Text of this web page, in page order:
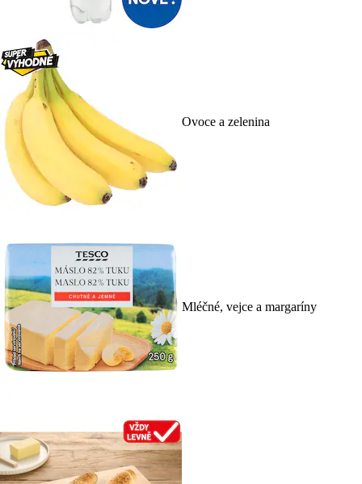
Ovoce a zelenina
Mléčné, vejce a margaríny